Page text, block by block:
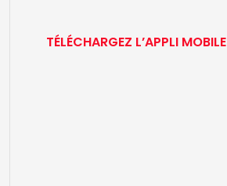
TÉLÉCHARGEZ L’APPLI MOBILE